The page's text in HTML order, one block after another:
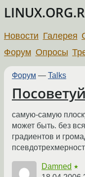
Новости Галерея
Форум Опросы
Форум — Talks
самую-самую
может быть. без
градиентов и
Damned ★